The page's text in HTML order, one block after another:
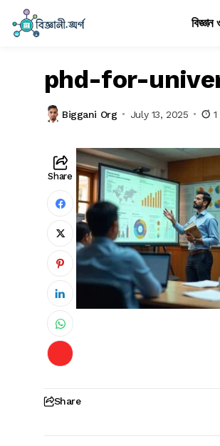
phd-for-
Biggani Org July 13, 2025
Share
Share